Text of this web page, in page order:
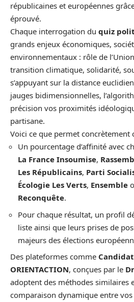
républicaines et européennes
éprouvé.
Chaque interrogation du quiz
grands enjeux économiques,
environnementaux : rôle de
transition climatique, solidarité,
s’appuyant sur la distance
jauges bidimensionnelles,
précision vos proximités
partisane.
Voici ce que permet concrètement
Un pourcentage d’affinité avec
La France Insoumise,
Les Républicains, Parti
Écologie Les Verts, Ensemble
Reconquête.
Pour chaque résultat, un profil
liste ainsi que leurs prises de
majeurs des élections
Des plateformes comme
ORIENTACTION, conçues par le
adoptent des méthodes similaires
comparaison dynamique entre